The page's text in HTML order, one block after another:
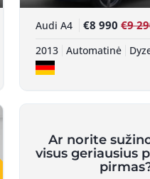
Audi A4 €8 990 €9
2013 Automatinė
Ar norite
visus geriausius